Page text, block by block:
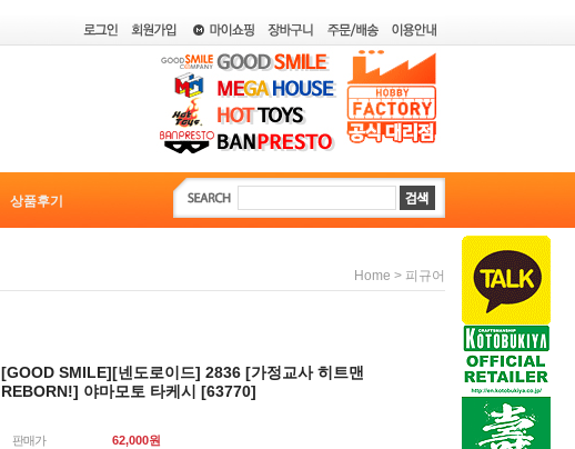
상품후기
Home > 피규어
[GOOD SMILE][넨도로이드] 2836 [가정교사 히트맨
REBORN!] 야마모토 타케시 [63770]
판매가 62,000원